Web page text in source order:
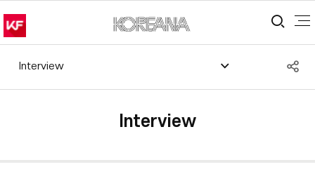
통
Interview
Interview